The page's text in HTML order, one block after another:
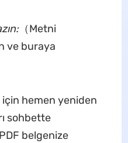
（Metni
ve buraya
için hemen yeniden
sohbette
belgenize